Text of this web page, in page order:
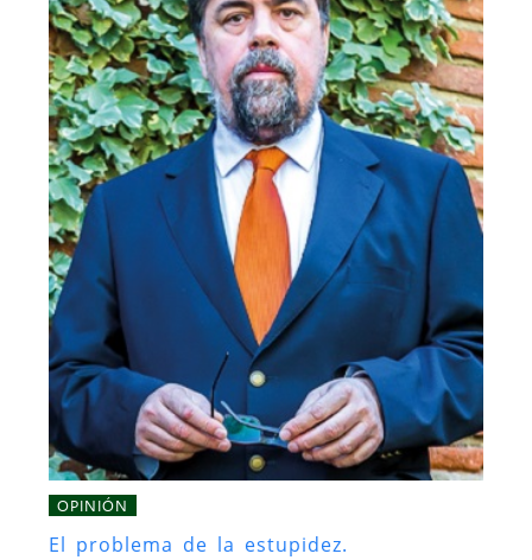
OPINIÓN
El problema de la estupidez.